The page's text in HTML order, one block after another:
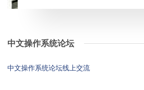
中文操作系统论坛
中文操作系统论坛线上交流